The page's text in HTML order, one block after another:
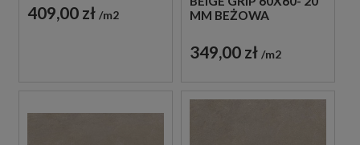
TARASOWA
409,00 zł m2
MM BEŻOWA
TARASOWA
349,00 zł m2